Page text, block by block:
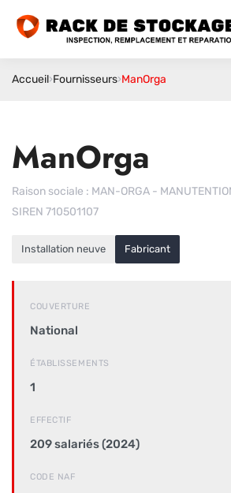
Accueil›Fournisseurs›ManOrga
ManOrga
Raison sociale : MAN-ORGA -
SIREN 710501107
Installation neuve Fabricant
COUVERTURE
National
ÉTABLISSEMENTS
1
EFFECTIF
209 salariés (2024)
CODE NAF